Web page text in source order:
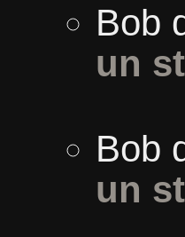
Bob
un
Bob
un